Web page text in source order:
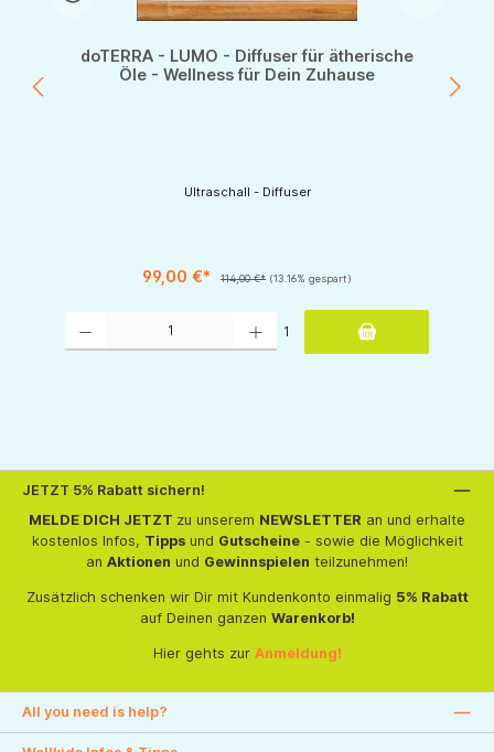
um die Anzahl zu erhöhen oder zu reduzieren.
doTERRA - LUMO - Diffuser für ätherische
Öle - Wellness für Dein Zuhause
Ultraschall - Diffuser
99,00 €* 114,00 €* (13.16% gespart)
1
JETZT 5% Rabatt sichern!
MELDE DICH JETZT zu unserem NEWSLETTER an und erhalte
kostenlos Infos, Tippsund Gutscheine- sowie die Möglichkeit
an Aktionen und Gewinnspielen teilzunehmen!
Zusätzlich schenken wir Dir mit Kundenkonto einmalig 5% Rabatt
auf Deinen ganzen Warenkorb!
Hier gehts zur Anmeldung!
All you need is help?